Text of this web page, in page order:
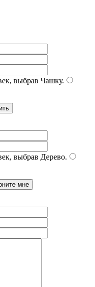
выбрав Чашку.
выбрав Дерево.